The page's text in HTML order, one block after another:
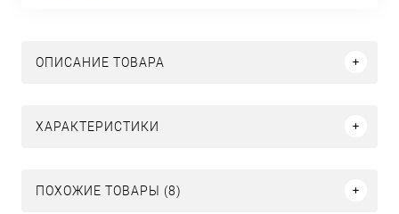
ОПИСАНИЕ ТОВАРА
ХАРАКТЕРИСТИКИ
ПОХОЖИЕ ТОВАРЫ (8)